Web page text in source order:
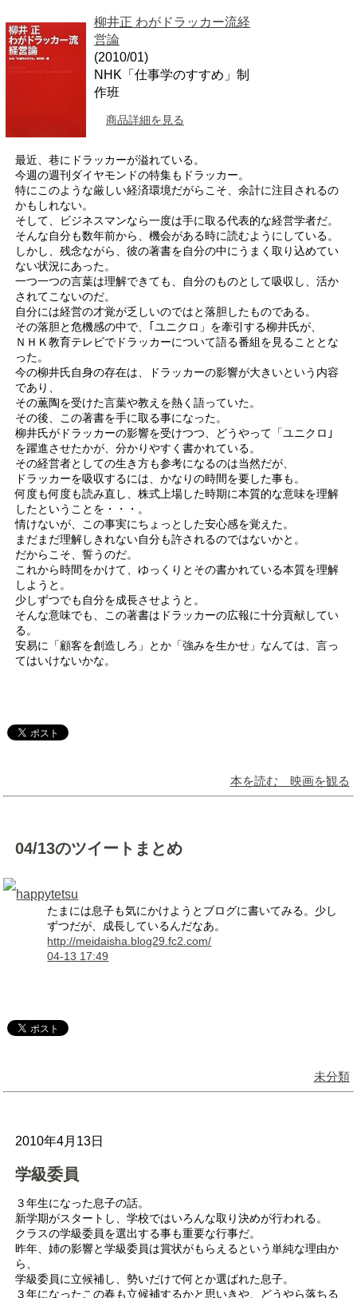
柳井正 わがドラッカー流経
営論
(2010/01)
NHK「仕事学のすすめ」制
作班
商品詳細を見る
最近、巷にドラッカーが溢れている。
今週の週刊ダイヤモンドの特集もドラッカー。
特にこのような厳しい経済環境だがらこそ、余計に注目されるの
かもしれない。
そして、ビジネスマンなら一度は手に取る代表的な経営学者だ。
そんな自分も数年前から、機会がある時に読むようにしている。
しかし、残念ながら、彼の著書を自分の中にうまく取り込めてい
ない状況にあった。
一つ一つの言葉は理解できても、自分のものとして吸収し、活か
されてこないのだ。
自分には経営の才覚が乏しいのではと落胆したものである。
その落胆と危機感の中で、｢ユニクロ」を牽引する柳井氏が、
ＮＨＫ教育テレビでドラッカーについて語る番組を見ることとな
った。
今の柳井氏自身の存在は、ドラッカーの影響が大きいという内容
であり、
その薫陶を受けた言葉や教えを熱く語っていた。
その後、この著書を手に取る事になった。
柳井氏がドラッカーの影響を受けつつ、どうやって「ユニクロ｣
を躍進させたかが、分かりやすく書かれている。
その経営者としての生き方も参考になるのは当然だが、
ドラッカーを吸収するには、かなりの時間を要した事も。
何度も何度も読み直し、株式上場した時期に本質的な意味を理解
したということを・・・。
情けないが、この事実にちょっとした安心感を覚えた。
まだまだ理解しきれない自分も許されるのではないかと。
だからこそ、誓うのだ。
これから時間をかけて、ゆっくりとその書かれている本質を理解
しようと。
少しずつでも自分を成長させようと。
そんな意味でも、この著書はドラッカーの広報に十分貢献してい
る。
安易に「顧客を創造しろ」とか「強みを生かせ」なんては、言っ
てはいけないかな。
本を読む 映画を観る
04/13のツイートまとめ
happytetsu
たまには息子も気にかけようとブログに書いてみる。少し
ずつだが、成長しているんだなあ。
http://meidaisha.blog29.fc2.com/
04-13 17:49
未分類
2010年4月13日
学級委員
３年生になった息子の話。
新学期がスタートし、学校ではいろんな取り決めが行われる。
クラスの学級委員を選出する事も重要な行事だ。
昨年、姉の影響と学級委員は賞状がもらえるという単純な理由か
ら、
学級委員に立候補し、勢いだけで何とか選ばれた息子。
３年になったこの春も立候補するかと思いきや、どうやら落ちる